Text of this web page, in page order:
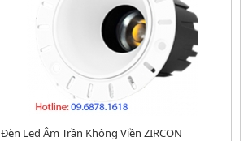
Đèn Led Âm Trần Không Viền ZIRCON